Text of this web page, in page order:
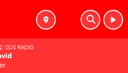
ODS RADIO